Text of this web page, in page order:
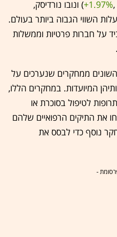
+1.97%‏) ונובו נורדיסק,
השווי הגבוה ביותר בעולם.
על חברות פרטיות וממשלות
ממחקרים שנערכים על
המיועדות. במחקרים הללו,
לטיפול בסוכרת או
את התיקים הרפואיים שלהם
נוסף כדי לבסס את
-